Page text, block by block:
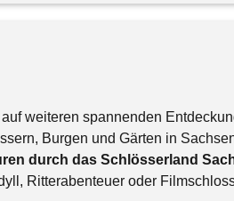
weiteren spannenden
Burgen und Gärten in
durch das Schlösserland
Ritterabenteuer oder